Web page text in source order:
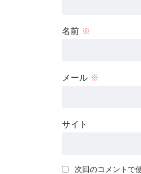
名前 ※
メール ※
サイト
次回のコメントで